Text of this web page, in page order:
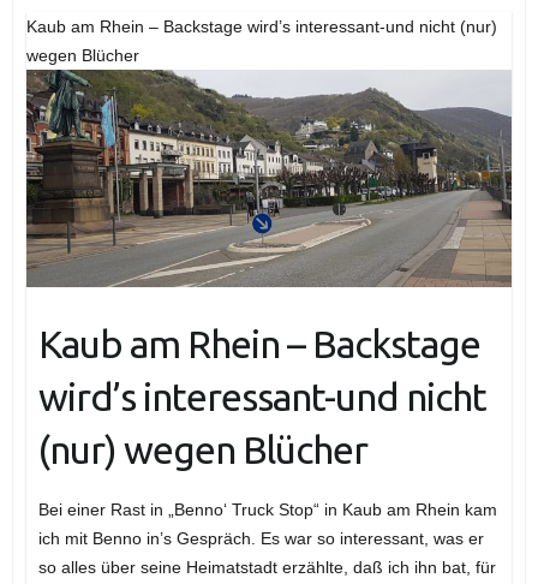
Kaub am Rhein – Backstage wird’s interessant-und nicht (nur)
wegen Blücher
Kaub am Rhein – Backstage
wird’s interessant-und nicht
(nur) wegen Blücher
Bei einer Rast in „Benno‘ Truck Stop“ in Kaub am Rhein kam
ich mit Benno in’s Gespräch. Es war so interessant, was er
so alles über seine Heimatstadt erzählte, daß ich ihn bat, für